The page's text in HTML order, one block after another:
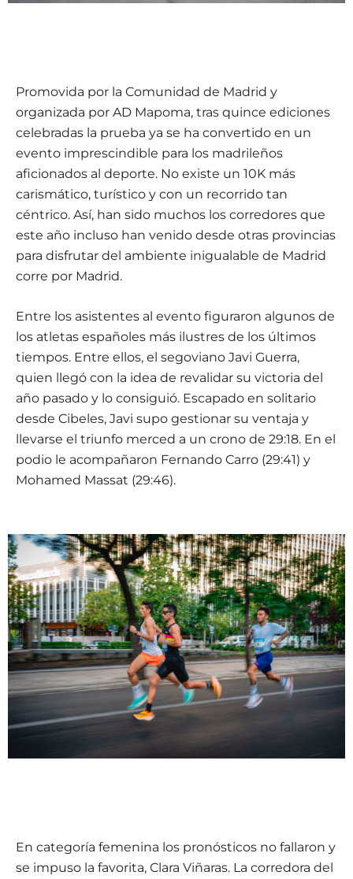
Promovida por la Comunidad de Madrid y
organizada por AD Mapoma, tras quince ediciones
celebradas la prueba ya se ha convertido en un
evento imprescindible para los madrileños
aficionados al deporte. No existe un 10K más
carismático, turístico y con un recorrido tan
céntrico. Así, han sido muchos los corredores que
este año incluso han venido desde otras provincias
para disfrutar del ambiente inigualable de Madrid
corre por Madrid.
Entre los asistentes al evento figuraron algunos de
los atletas españoles más ilustres de los últimos
tiempos. Entre ellos, el segoviano Javi Guerra,
quien llegó con la idea de revalidar su victoria del
año pasado y lo consiguió. Escapado en solitario
desde Cibeles, Javi supo gestionar su ventaja y
llevarse el triunfo merced a un crono de 29:18. En el
podio le acompañaron Fernando Carro (29:41) y
Mohamed Massat (29:46).
En categoría femenina los pronósticos no fallaron y
se impuso la favorita, Clara Viñaras. La corredora del